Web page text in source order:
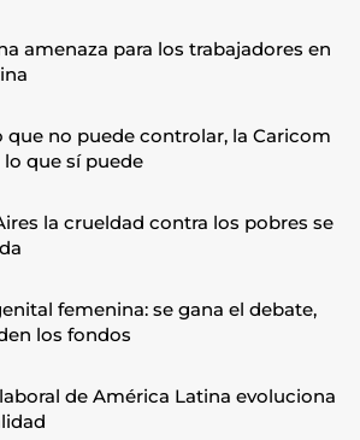
amenaza para los trabajadores en
que no puede controlar, la Caricom
que sí puede
la crueldad contra los pobres se
femenina: se gana el debate,
los fondos
de América Latina evoluciona